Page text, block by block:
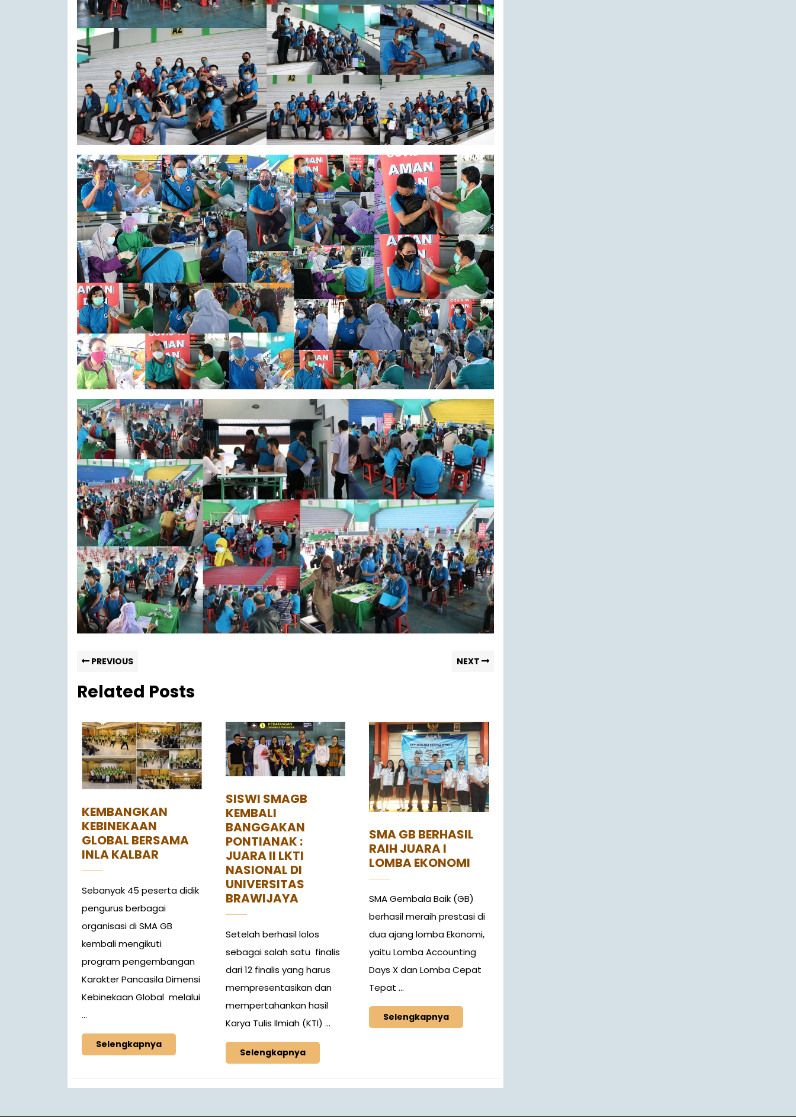
PREVIOUS NEXT
Related Posts
KEMBANGKAN
KEBINEKAAN
GLOBAL BERSAMA
INLA KALBAR
Sebanyak 45 peserta didik
pengurus berbagai
organisasi di SMA GB
kembali mengikuti
program pengembangan
Karakter Pancasila Dimensi
Kebinekaan Global melalui
...
Selengkapnya
SISWI SMAGB
KEMBALI
BANGGAKAN
PONTIANAK :
JUARA II LKTI
NASIONAL DI
UNIVERSITAS
BRAWIJAYA
Setelah berhasil lolos
sebagai salah satu finalis
dari 12 finalis yang harus
mempresentasikan dan
mempertahankan hasil
Karya Tulis Ilmiah (KTI) ...
Selengkapnya
SMA GB BERHASIL
RAIH JUARA I
LOMBA EKONOMI
SMA Gembala Baik (GB)
berhasil meraih prestasi di
dua ajang lomba Ekonomi,
yaitu Lomba Accounting
Days X dan Lomba Cepat
Tepat ...
Selengkapnya